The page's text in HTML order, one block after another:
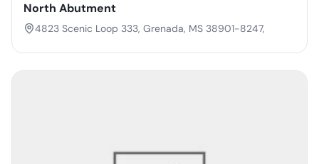
North Abutment
4823 Scenic Loop 333, Grenada, MS 38901-8247,